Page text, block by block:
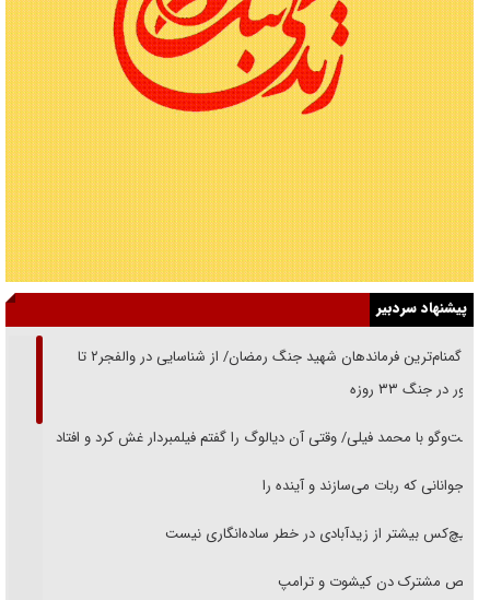
پیشنهاد سردبیر
از گمنام‌ترین فرماندهان شهید جنگ رمضان/ از شناسایی در والفجر۲ تا
حضور در جنگ ۳۳ روزه
گفت‌وگو با محمد فیلی/ وقتی آن دیالوگ را گفتم فیلمبردار غش کرد و افتاد
نوجوانانی که ربات می‌سازند و آینده را
هیچ‌کس بیشتر از زیدآبادی در خطر ساده‌انگاری نیست
رقص مشترک دن کیشوت و ترامپ